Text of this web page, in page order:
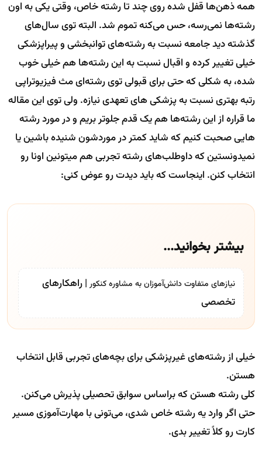
همه ذهن‌ها قفل شده روی چند تا رشته خاص، وقتی یکی به اون
رشته‌ها نمی‌رسه، حس می‌کنه تموم شد. البته توی سال‌های
گذشته دید جامعه نسبت به رشته‌های توانبخشی و پیراپزشکی
خیلی تغییر کرده و اقبال نسبت به این رشته‌ها هم خیلی خوب
شده، به شکلی که حتی برای قبولی توی رشته‌ای مث فیزیوتراپی
رتبه بهتری نسبت به پزشکی های تعهدی نیازه. ولی توی این مقاله
ما قراره از این رشته‌ها هم یک قدم جلوتر بریم و در مورد رشته
هایی صحبت کنیم که شاید کمتر در موردشون شنیده باشین یا
نمیدونستین که داوطلب‌های رشته تجربی هم میتونین اونا رو
انتخاب کنن. اینجاست که باید دیدت رو عوض کنی:
بیشتر بخوانید...
نیازهای متفاوت دانش‌آموزان به مشاوره کنکور | راهکارهای
تخصصی
خیلی از رشته‌های غیرپزشکی برای بچه‌های تجربی قابل انتخاب
هستن.
کلی رشته هستن که براساس سوابق تحصیلی پذیرش می‌کنن.
حتی اگر وارد یه رشته خاص شدی، می‌تونی با مهارت‌آموزی مسیر
کارت رو کلاً تغییر بدی.